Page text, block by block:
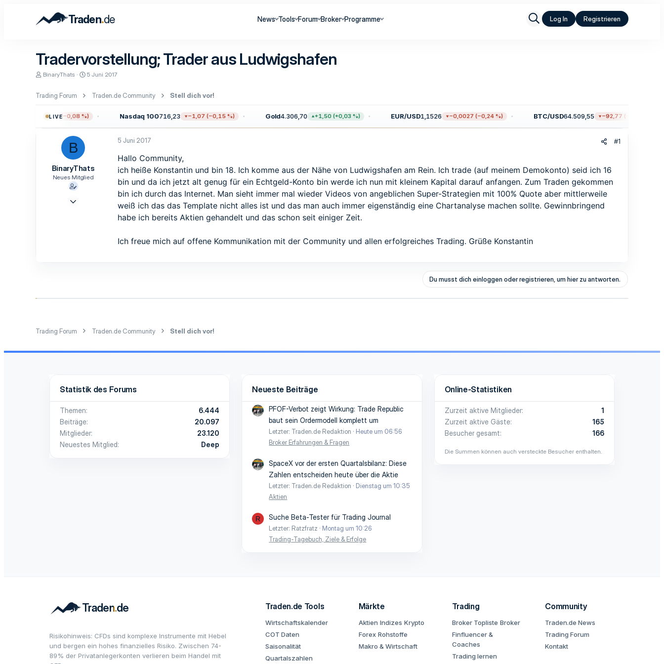
Traden.de News Tools Forum Broker Programme Log In Registrieren
Tradervorstellung; Trader aus Ludwigshafen
E
t
e
BinaryThats
E
l
t
5 Juni 2017
Trading Forum Traden.de Community Stell dich vor!
LIVE
−6,38 (−0,08 %) Nasdaq 100716,23 −1,07 (−0,15 %) Gold4.306,70 +1,50 (+0,03 %) EUR/USD1,1526 −0,0027 (−0,24 %) BTC/USD64.509,55 −92,77 (−0,14 %)
B
BinaryThats
Neues Mitglied
5 Juni 2017 #1
Hallo Community,
ich heiße Konstantin und bin 18. Ich komme aus der Nähe von Ludwigshafen am Rein. Ich trade (auf meinem Demokonto) seid ich 16
bin und da ich jetzt alt genug für ein Echtgeld-Konto bin werde ich nun mit kleinem Kapital darauf anfangen. Zum Traden gekommen
bin ich durch das Internet. Man sieht immer mal wieder Videos von angeblichen Super-Strategien mit 100% Quote aber mittlerweile
weiß ich das das Template nicht alles ist und das man auch immer eigenständig eine Chartanalyse machen sollte. Gewinnbringend
habe ich bereits Aktien gehandelt und das schon seit einiger Zeit.
Ich freue mich auf offene Kommunikation mit der Community und allen erfolgreiches Trading. Grüße Konstantin
Du musst dich einloggen oder registrieren, um hier zu antworten.
Trading Forum Traden.de Community Stell dich vor!
Statistik des Forums
Themen
6.444
Beiträge
20.097
Mitglieder
23.120
Neuestes Mitglied
Deep
Neueste Beiträge
PFOF-Verbot zeigt Wirkung: Trade Republic
baut sein Ordermodell komplett um
Letzter: Traden.de Redaktion
Heute um 06:56
Broker Erfahrungen & Fragen
SpaceX vor der ersten Quartalsbilanz: Diese
Zahlen entscheiden heute über die Aktie
Letzter: Traden.de Redaktion
Dienstag um 10:35
Aktien
R Suche Beta-Tester für Trading Journal
Letzter: Ratzfratz
Montag um 10:26
Trading-Tagebuch, Ziele & Erfolge
Online-Statistiken
Zurzeit aktive Mitglieder
1
Zurzeit aktive Gäste
165
Besucher gesamt
166
Die Summen können auch versteckte Besucher enthalten.
Risikohinweis: CFDs sind komplexe Instrumente mit Hebel
und bergen ein hohes finanzielles Risiko. Zwischen 74-
89% der Privatanlegerkonten verlieren beim Handel mit
Traden.de Tools
Wirtschaftskalender
COT Daten
Saisonalität
Quartalszahlen
Märkte
Aktien Indizes Krypto
Forex Rohstoffe
Makro & Wirtschaft
Trading
Broker Topliste Broker
Finfluencer &
Coaches
Trading lernen
Community
Traden.de News
Trading Forum
Kontakt